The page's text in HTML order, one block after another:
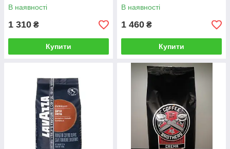
В наявності
1 310 ₴
Купити
В наявності
1 460 ₴
Купити